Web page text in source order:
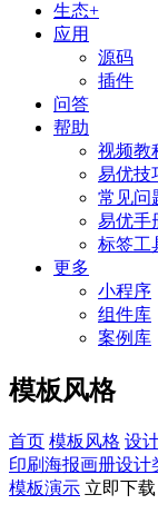
生态+
应用
源码
插件
问答
帮助
视频教
易优技
常见问
易优手
标签工
更多
小程序
组件库
案例库
模板风格
首页 模板风格 设
印刷海报画册设计
模板演示 立即下载